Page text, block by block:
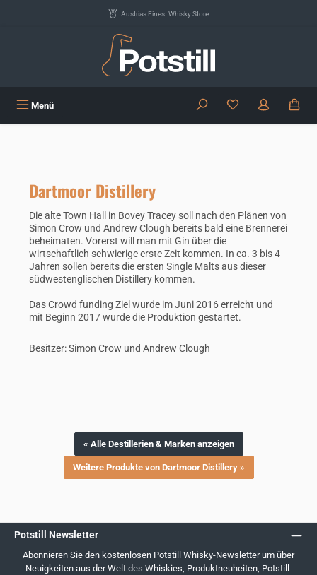
Austrias Finest Whisky Store
Menü Du hast 0
Dartmoor Distillery
Die alte Town Hall in Bovey Tracey soll nach den Plänen von
Simon Crow und Andrew Clough bereits bald eine Brennerei
beheimaten. Vorerst will man mit Gin über die
wirtschaftlich schwierige erste Zeit kommen. In ca. 3 bis 4
Jahren sollen bereits die ersten Single Malts aus dieser
südwestenglischen Distillery kommen.
Das Crowd funding Ziel wurde im Juni 2016 erreicht und
mit Beginn 2017 wurde die Produktion gestartet.
Besitzer: Simon Crow und Andrew Clough
« Alle Destillerien & Marken anzeigen
Weitere Produkte von Dartmoor Distillery »
Potstill Newsletter
Abonnieren Sie den kostenlosen Potstill Whisky-Newsletter um über
Neuigkeiten aus der Welt des Whiskies, Produktneuheiten, Potstill-